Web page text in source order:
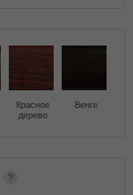
Красное
дерево
Венге